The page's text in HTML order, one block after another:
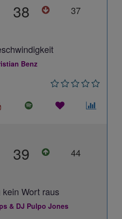
38 37
Benz
39 44
kein Wort raus
& DJ Pulpo Jones